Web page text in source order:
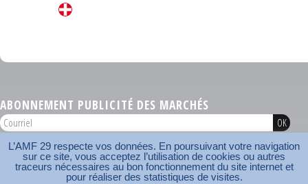
ABONNEMENT PUBLICITÉ DES MARCHÉS
AMF 29 © 2026
Plan du site Nos coordonnées Mentions légales
Contact
L’AMF 29 respecte vos données. En poursuivant votre navigation
sur ce site, vous acceptez l’utilisation de cookies ou autres
traceurs nécessaires au bon fonctionnement du site internet et
pour réaliser des statistiques de visites.